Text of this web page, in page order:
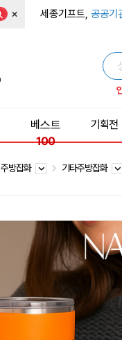
× 세종기프트, 공공기
베스트
100
기획전
주방잡화 기타주방잡화